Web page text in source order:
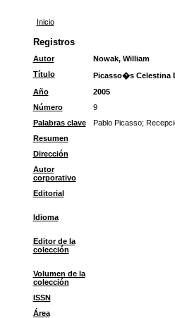
Inicio
Registros
Autor
Nowak, William
Título
Picasso�s Celestina
Año 2005
Número
9
Palabras clave
Pablo Picasso;
Resumen
Dirección
Autor
corporativo
Editorial
Idioma
Editor de la
colección
Volumen de la
colección
ISSN
Área